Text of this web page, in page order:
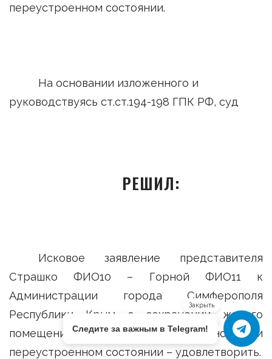
переустроенном состоянии.
На основании изложенного и
руководствуясь ст.ст.194-198 ГПК РФ, суд
РЕШИЛ:
Исковое заявление представителя
Страшко ФИО10 – Горной ФИО11 к
Администрации города Симферополя
Республики Крым о сохранении жилого
помещения в перепланированном и
переустроенном состоянии – удовлетворить.
Закрыть
Следите за важным в Telegram!